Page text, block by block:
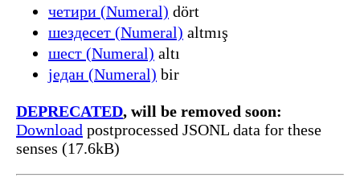
четири (Numeral) dört
шездесет (Numeral) altmış
шест (Numeral) altı
један (Numeral) bir
DEPRECATED, will be removed soon:
Download postprocessed JSONL data for these
senses (17.6kB)